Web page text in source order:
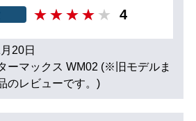
4
20日
ーマックス WM02 (※旧モデルま
のレビューです。)